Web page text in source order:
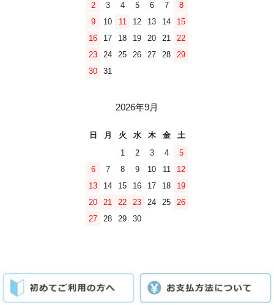
2
3 4 5 6 7
8
9
10 11 12 13 14
15
16
17 18 19 20 21
22
23
24 25 26 27 28
29
30
31
2026年9月
日 月 火 水 木 金
土
1
2 3 4
5
6
7 8 9 10 11
12
13
14 15 16 17 18
19
20
21 22 23 24 25
26
27
28 29 30